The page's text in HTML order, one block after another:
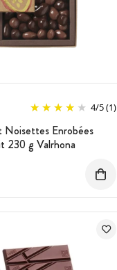
4/5(1)
Enrobées
230 g Valrhona
: